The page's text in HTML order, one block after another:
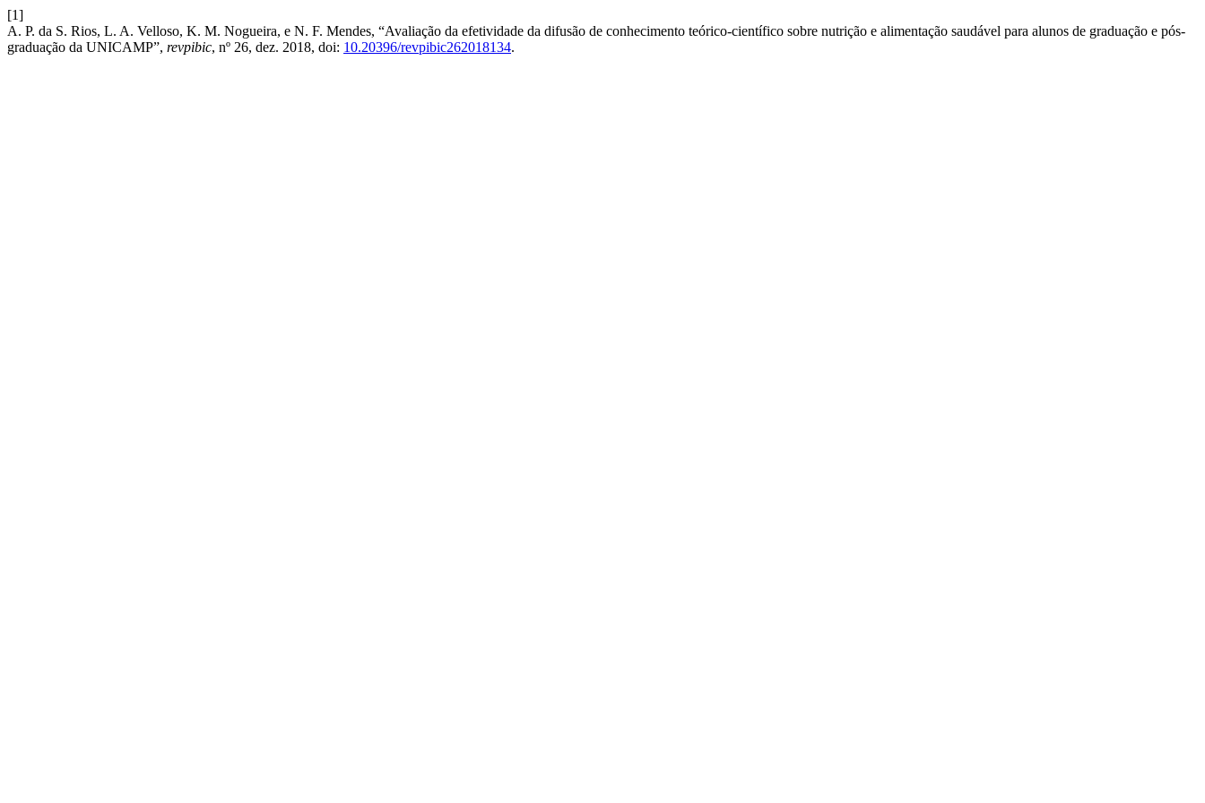
[1]
A. P. da S. Rios, L. A. Velloso, K. M. Nogueira, e N. F. Mendes, “Avaliação da efetividade da difusão de conhecimento teórico-científico sobre nutrição e alimentação saudável para alunos de graduação e pós-
graduação da UNICAMP”, revpibic, nº 26, dez. 2018, doi: 10.20396/revpibic262018134.